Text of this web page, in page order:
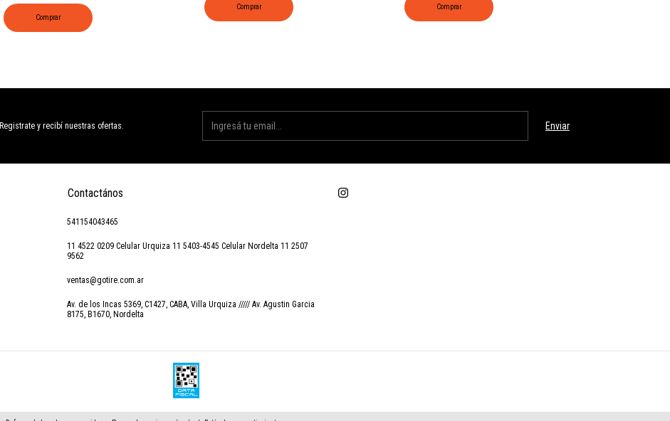
Comprar
Comprar Comprar
Registrate y recibí nuestras ofertas.
Contactános
541154043465
11 4522 0209 Celular Urquiza 11 5403-4545 Celular Nordelta 11 2507
9562
ventas@gotire.com.ar
Av. de los Incas 5369, C1427, CABA, Villa Urquiza ///// Av. Agustin Garcia
8175, B1670, Nordelta